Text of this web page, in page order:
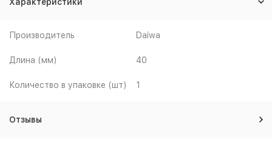
Производитель Daiwa
Длина (мм) 40
Количество в упаковке (шт) 1
Отзывы